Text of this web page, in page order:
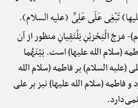
تَبْغِی عَلَی عَلِیٍّ (علیه السلام).
مَرَجَ الْبَحْرَیْنِ یَلْتَقِیانِ منظور از آن
(سلام الله علیها) است. بَیْنَهُما
(علیه السلام) بر فاطمه (سلام الله
فاطمه (سلام الله علیها) نیز بر علی